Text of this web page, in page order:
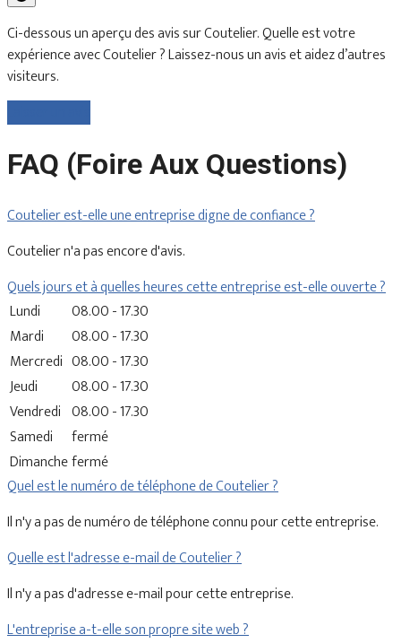
Ci-dessous un aperçu des avis sur Coutelier. Quelle est votre
expérience avec Coutelier ? Laissez-nous un avis et aidez d’autres
visiteurs.
FAQ (Foire Aux Questions)
Coutelier est-elle une entreprise digne de confiance ?
Coutelier n'a pas encore d'avis.
Quels jours et à quelles heures cette entreprise est-elle ouverte ?
Lundi
08.00 - 17.30
Mardi
08.00 - 17.30
Mercredi 08.00 - 17.30
Jeudi
08.00 - 17.30
Vendredi 08.00 - 17.30
Samedi
fermé
Dimanchefermé
Quel est le numéro de téléphone de Coutelier ?
Il n'y a pas de numéro de téléphone connu pour cette entreprise.
Quelle est l'adresse e-mail de Coutelier ?
Il n'y a pas d'adresse e-mail pour cette entreprise.
L'entreprise a-t-elle son propre site web ?